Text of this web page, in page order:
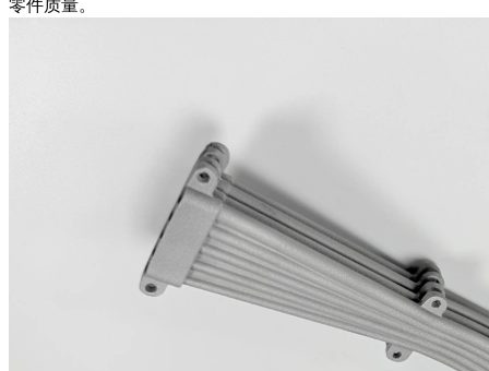
零件质量。